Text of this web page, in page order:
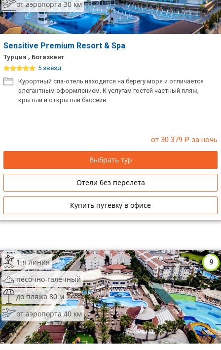
от аэропорта 30 км
Sensitive Premium Resort & Spa
Турция , Богазкент
5 звёзд
Курортный спа-отель находится на берегу моря и отличается
элегантным оформлением. К услугам гостей частный пляж,
крытый и открытый бассейн.
от 30 379 ₽ за ночь
Выбрать тур
Отели без перелета
Купить путевку в офисе
9
1-я линия
песочно-галечный
до пляжа 80 м
от аэропорта 40 км